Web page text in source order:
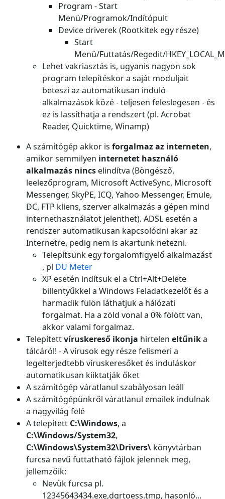
Program - Start
Menü/Programok/Indítópult
Device driverek (Rootkitek egy része)
Start
Menü/Futtatás/Regedit/
Lehet vakriasztás is, ugyanis nagyon sok
program telepítéskor a saját moduljait
beteszi az automatikusan induló
alkalmazások közé - teljesen feleslegesen - és
ez is lassíthatja a rendszert (pl. Acrobat
Reader, Quicktime, Winamp)
A számítógép akkor is forgalmaz az interneten,
amikor semmilyen internetet használó
alkalmazás nincs elindítva (Böngésző,
leelezőprogram, Microsoft ActiveSync, Microsoft
Messenger, SkyPE, ICQ, Yahoo Messenger, Emule,
DC, FTP kliens, szerver alkalmazás a gépen mind
internethasználatot jelenthet). ADSL esetén a
rendszer automatikusan kapcsolódni akar az
Internetre, pedig nem is akartunk netezni.
Telepítsünk egy forgalomfigyelő alkalmazást
, pl DU Meter
XP esetén indítsuk el a Ctrl+Alt+Delete
billentyűkkel a Windows Feladatkezelőt és a
harmadik fülön láthatjuk a hálózati
forgalmat. Ha a zöld vonal a 0% fölött van,
akkor valami forgalmaz.
Telepítettvíruskereső ikonja hirtelen eltűnika
tálcáról! - A vírusok egy része felismeri a
legelterjedtebb víruskeresőket és induláskor
automatikusan kiiktatják őket
A számítógép váratlanul szabályosan leáll
A számítógépünkről váratlanul emailek indulnak
a nagyvilág felé
A telepített C:\Windows, a
C:\Windows/System32,
C:\Windows\System32\Drivers\ könyvtárban
furcsa nevű futtatható fájlok jelennek meg,
jellemzőik:
Nevük furcsa pl.
12345643434.exe,dgrtoess.tmp, hasonló...